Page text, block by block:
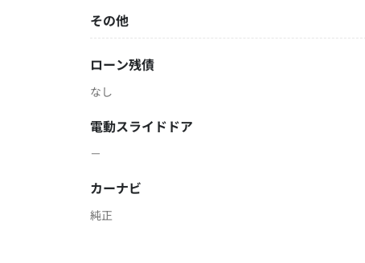
その他
ローン残債
なし
電動スライドドア
－
カーナビ
純正